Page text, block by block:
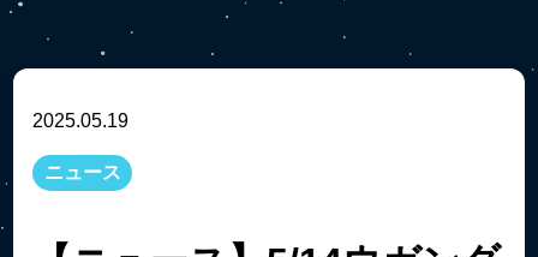
ニュース
事例紹介
採用情報
お問い合わせ
2025.05.19
ニュース